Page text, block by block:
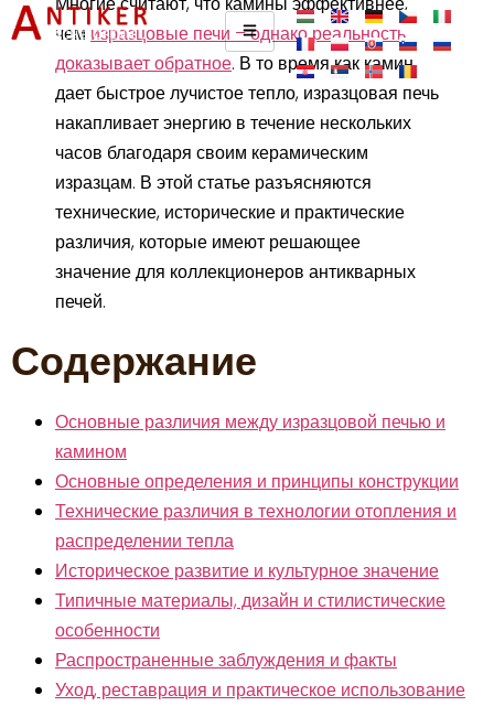
чемизразцовые печи – однако реальность
доказывает обратное. В то время как камин
дает быстрое лучистое тепло, изразцовая печь
накапливает энергию в течение нескольких
часов благодаря своим керамическим
изразцам. В этой статье разъясняются
технические, исторические и практические
различия, которые имеют решающее
значение для коллекционеров антикварных
печей.
Содержание
Основные различия между изразцовой печью и
камином
Основные определения и принципы конструкции
Технические различия в технологии отопления и
распределении тепла
Историческое развитие и культурное значение
Типичные материалы, дизайн и стилистические
особенности
Распространенные заблуждения и факты
Уход, реставрация и практическое использование